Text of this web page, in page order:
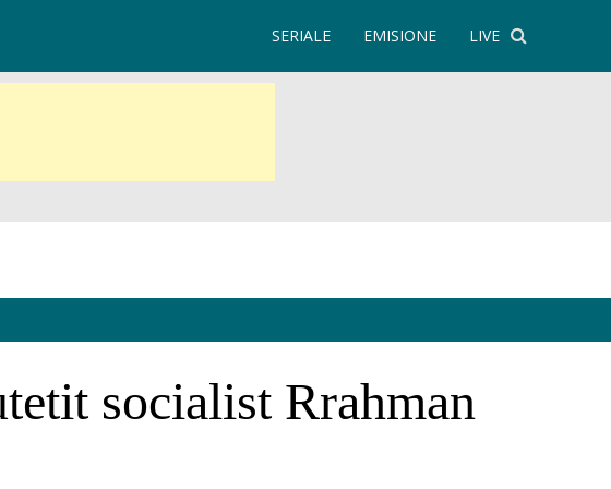
LIVE
EMISIONE
SERIALE
socialist Rrahman